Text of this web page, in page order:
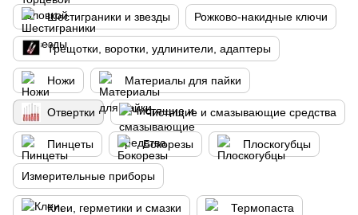
Шестиграники и звезды Рожково-накидные ключи
Трещотки, воротки, удлинители, адаптеры
Ножи Материалы для пайки
Отвертки Чистящие и смазывающие средства
Пинцеты Бокорезы Плоскогубцы
Измерительные приборы
Клеи, герметики и смазки Термопаста